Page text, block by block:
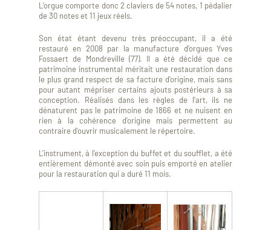
L’orgue comporte donc 2 claviers de 54 notes, 1 pédalier
de 30 notes et 11 jeux réels.
Son état étant devenu très préoccupant, il a été
restauré en 2008 par la manufacture d’orgues Yves
Fossaert de Mondreville (77). Il a été décidé que ce
patrimoine instrumental méritait une restauration dans
le plus grand respect de sa facture d'origine, mais sans
pour autant mépriser certains ajouts postérieurs à sa
conception. Réalisés dans les règles de l'art, ils ne
dénaturent pas le patrimoine de 1866 et ne nuisent en
rien à la cohérence d'origine mais permettent au
contraire d'ouvrir musicalement le répertoire.
L'instrument, à l'exception du buffet et du soufflet, a été
entièrement démonté avec soin puis emporté en atelier
pour la restauration qui a duré 11 mois.